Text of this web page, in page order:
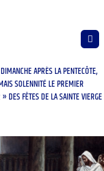
APRÈS LA PENTECÔTE,
SOLENNITÉ LE PREMIER
DES FÊTES DE LA SAINTE VIERGE